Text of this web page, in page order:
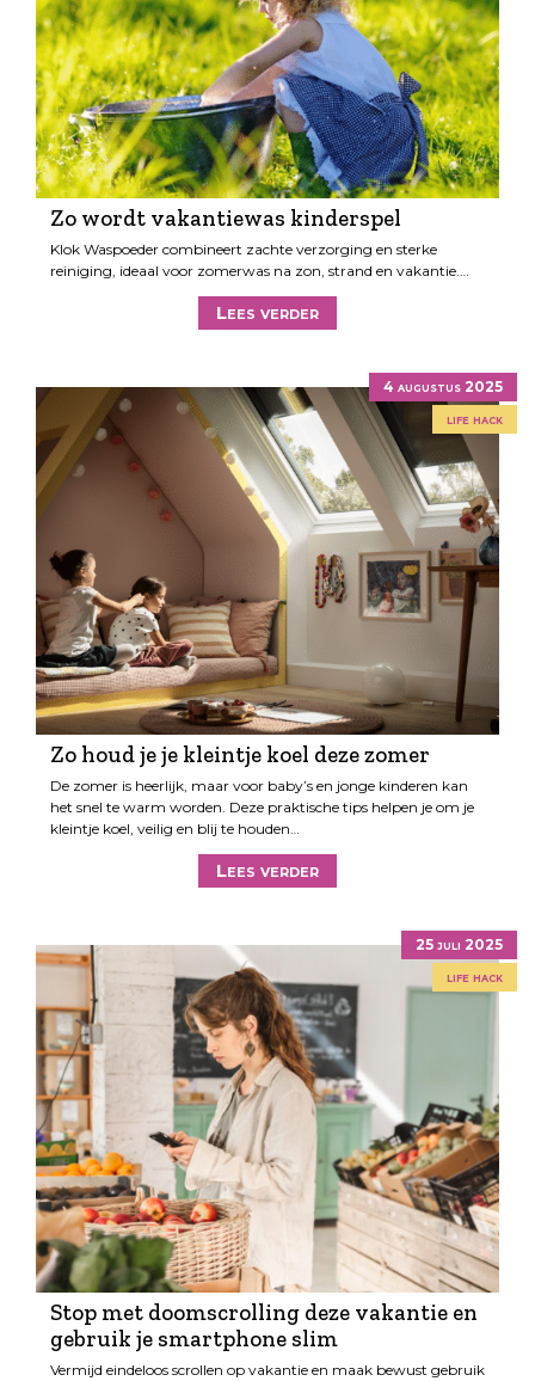
Zo wordt vakantiewas kinderspel
Klok Waspoeder combineert zachte verzorging en sterke
reiniging, ideaal voor zomerwas na zon, strand en vakantie.…
Lees verder
4 augustus 2025
life hack
Zo houd je je kleintje koel deze zomer
De zomer is heerlijk, maar voor baby’s en jonge kinderen kan
het snel te warm worden. Deze praktische tips helpen je om je
kleintje koel, veilig en blij te houden…
Lees verder
25 juli 2025
life hack
Stop met doomscrolling deze vakantie en
gebruik je smartphone slim
Vermijd eindeloos scrollen op vakantie en maak bewust gebruik